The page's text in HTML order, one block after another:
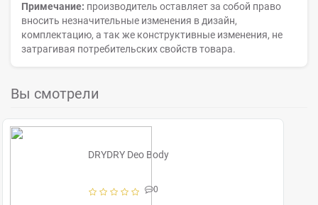
Примечание: производитель оставляет за собой право
вносить незначительные изменения в дизайн,
комплектацию, а так же конструктивные изменения, не
затрагивая потребительских свойств товара.
Вы смотрели
DRYDRY Deo Body
0